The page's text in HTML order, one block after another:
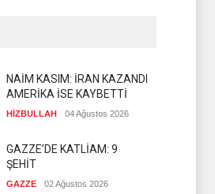
NAİM KASIM: İRAN KAZANDI
AMERİKA İSE KAYBETTİ
HİZBULLAH 04 Ağustos 2026
GAZZE’DE KATLİAM: 9
ŞEHİT
GAZZE 02 Ağustos 2026